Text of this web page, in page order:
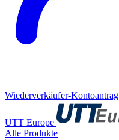
Wiederverkäufer-Kontoantrag
UTT Europe
Alle Produkte